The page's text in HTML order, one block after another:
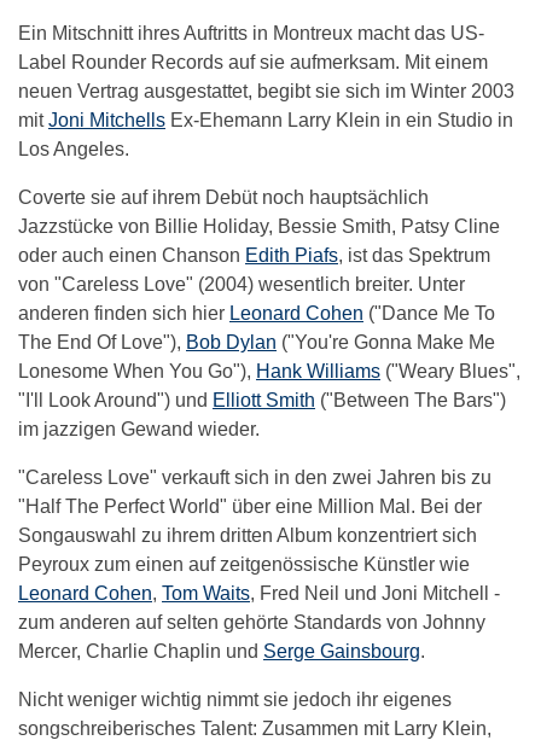
Ein Mitschnitt ihres Auftritts in Montreux macht das US-
Label Rounder Records auf sie aufmerksam. Mit einem
neuen Vertrag ausgestattet, begibt sie sich im Winter 2003
mitJoni Mitchells Ex-Ehemann Larry Klein in ein Studio in
Los Angeles.
Coverte sie auf ihrem Debüt noch hauptsächlich
Jazzstücke von Billie Holiday, Bessie Smith, Patsy Cline
oder auch einen Chanson Edith Piafs, ist das Spektrum
von "Careless Love" (2004) wesentlich breiter. Unter
anderen finden sich hier Leonard Cohen ("Dance Me To
The End Of Love"), Bob Dylan ("You're Gonna Make Me
Lonesome When You Go"), Hank Williams ("Weary Blues",
"I'll Look Around") und Elliott Smith ("Between The Bars")
im jazzigen Gewand wieder.
"Careless Love" verkauft sich in den zwei Jahren bis zu
"Half The Perfect World" über eine Million Mal. Bei der
Songauswahl zu ihrem dritten Album konzentriert sich
Peyroux zum einen auf zeitgenössische Künstler wie
Leonard Cohen, Tom Waits, Fred Neil und Joni Mitchell -
zum anderen auf selten gehörte Standards von Johnny
Mercer, Charlie Chaplin und Serge Gainsbourg.
Nicht weniger wichtig nimmt sie jedoch ihr eigenes
songschreiberisches Talent: Zusammen mit Larry Klein,